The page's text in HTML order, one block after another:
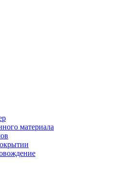
материала